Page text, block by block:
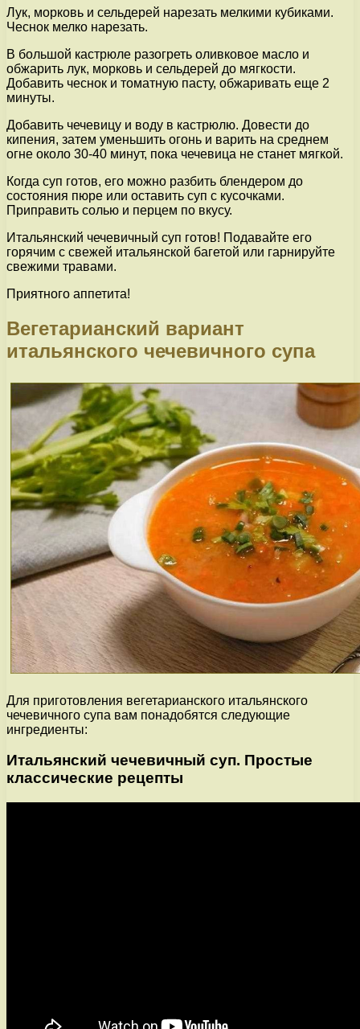
Лук, морковь и сельдерей нарезать мелкими кубиками.
Чеснок мелко нарезать.
В большой кастрюле разогреть оливковое масло и
обжарить лук, морковь и сельдерей до мягкости.
Добавить чеснок и томатную пасту, обжаривать еще 2
минуты.
Добавить чечевицу и воду в кастрюлю. Довести до
кипения, затем уменьшить огонь и варить на среднем
огне около 30-40 минут, пока чечевица не станет мягкой.
Когда суп готов, его можно разбить блендером до
состояния пюре или оставить суп с кусочками.
Приправить солью и перцем по вкусу.
Итальянский чечевичный суп готов! Подавайте его
горячим с свежей итальянской багетой или гарнируйте
свежими травами.
Приятного аппетита!
Вегетарианский вариант
итальянского чечевичного супа
Для приготовления вегетарианского итальянского
чечевичного супа вам понадобятся следующие
ингредиенты:
Итальянский чечевичный суп. Простые
классические рецепты